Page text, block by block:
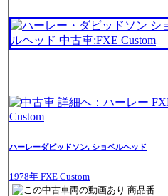
ハーレーダビッドソン. ショベルヘッド
1978年 FXE Custom
商品番